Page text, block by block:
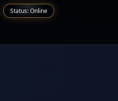
Status: Online